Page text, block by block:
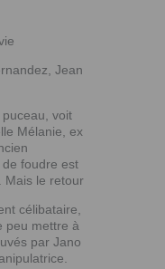
Jean
voit
Mélanie, ex
foudre est
Mais le retour
célibataire,
peu mettre à
par Jano